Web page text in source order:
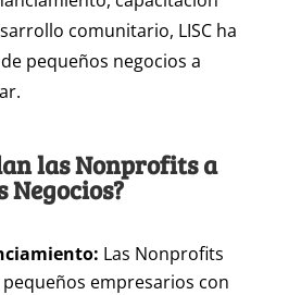
comunitario, LISC ha
pequeños negocios a
las Nonprofits a
Negocios?
Las Nonprofits
empresarios con